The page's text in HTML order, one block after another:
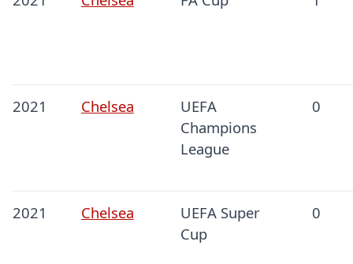
2021 Chelsea
UEFA
Champions
League
0
2021 Chelsea
UEFA Super
Cup
0